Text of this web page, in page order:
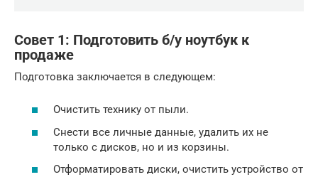
Совет 1: Подготовить б/у ноутбук к
продаже
Подготовка заключается в следующем:
Очистить технику от пыли.
Снести все личные данные, удалить их не
только с дисков, но и из корзины.
Отформатировать диски, очистить устройство от